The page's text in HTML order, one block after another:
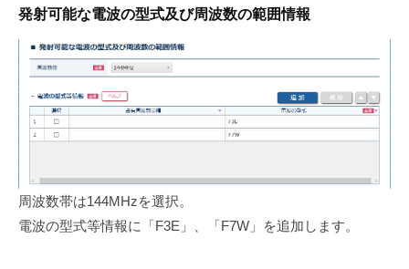
発射可能な電波の型式及び周波数の範囲情報
周波数帯は144MHzを選択。
電波の型式等情報に「F3E」、「F7W」を追加します。